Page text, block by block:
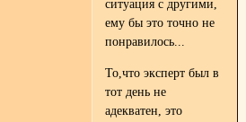
ситуация с другими,
ему бы это точно не
понравилось...
То,что эксперт был в
тот день не
адекватен, это